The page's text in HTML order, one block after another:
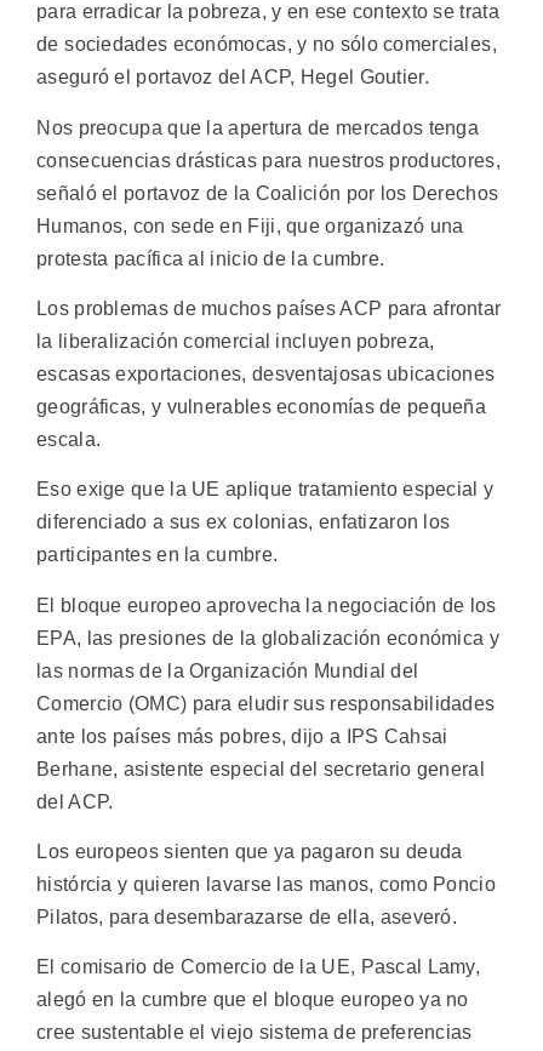
para erradicar la pobreza, y en ese contexto se trata
de sociedades económocas, y no sólo comerciales,
aseguró el portavoz del ACP, Hegel Goutier.
Nos preocupa que la apertura de mercados tenga
consecuencias drásticas para nuestros productores,
señaló el portavoz de la Coalición por los Derechos
Humanos, con sede en Fiji, que organizazó una
protesta pacífica al inicio de la cumbre.
Los problemas de muchos países ACP para afrontar
la liberalización comercial incluyen pobreza,
escasas exportaciones, desventajosas ubicaciones
geográficas, y vulnerables economías de pequeña
escala.
Eso exige que la UE aplique tratamiento especial y
diferenciado a sus ex colonias, enfatizaron los
participantes en la cumbre.
El bloque europeo aprovecha la negociación de los
EPA, las presiones de la globalización económica y
las normas de la Organización Mundial del
Comercio (OMC) para eludir sus responsabilidades
ante los países más pobres, dijo a IPS Cahsai
Berhane, asistente especial del secretario general
del ACP.
Los europeos sienten que ya pagaron su deuda
histórcia y quieren lavarse las manos, como Poncio
Pilatos, para desembarazarse de ella, aseveró.
El comisario de Comercio de la UE, Pascal Lamy,
alegó en la cumbre que el bloque europeo ya no
cree sustentable el viejo sistema de preferencias